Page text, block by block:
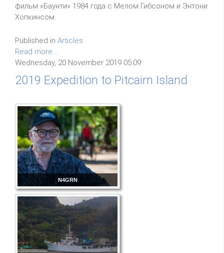
фильм «Баунти» 1984 года с Мелом Гибсоном и Энтони
Хопкинсом.
Published in Articles
Read more...
Wednesday, 20 November 2019 05:09
2019 Expedition to Pitcairn Island
N4GRN